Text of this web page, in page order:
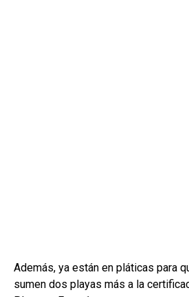
Además, ya están en pláticas para
sumen dos playas más a la